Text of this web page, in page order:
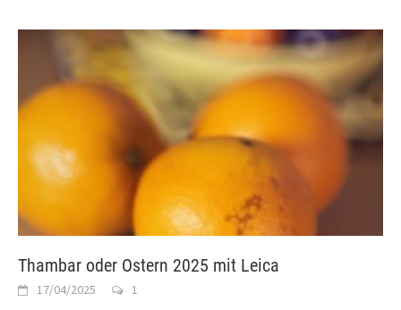
Thambar oder Ostern 2025 mit Leica
17/04/2025 1